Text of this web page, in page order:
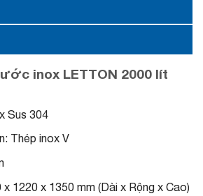
inox LETTON 2000 lít
Sus 304
Thép inox V
1220 x 1350 mm (Dài x Rộng x Cao)